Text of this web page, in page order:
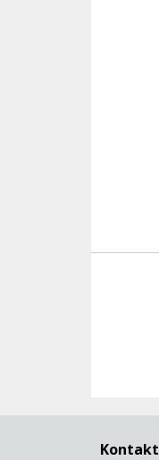
Kontakt